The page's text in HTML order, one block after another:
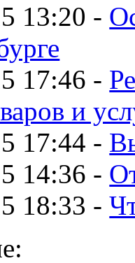
13:20 -
17:46 -
и
17:44 -
14:36 -
18:33 -